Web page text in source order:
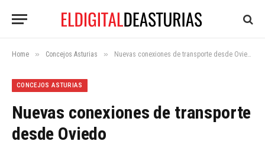
Home » Concejos Asturias » Nuevas conexiones de transporte desde Oviedo
CONCEJOS ASTURIAS
Nuevas conexiones de transporte
desde Oviedo